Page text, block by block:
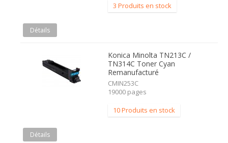
3 Produits en stock
Détails
Konica Minolta TN213C /
TN314C Toner Cyan
Remanufacturé
CMIN253C
19000 pages
10 Produits en stock
Détails